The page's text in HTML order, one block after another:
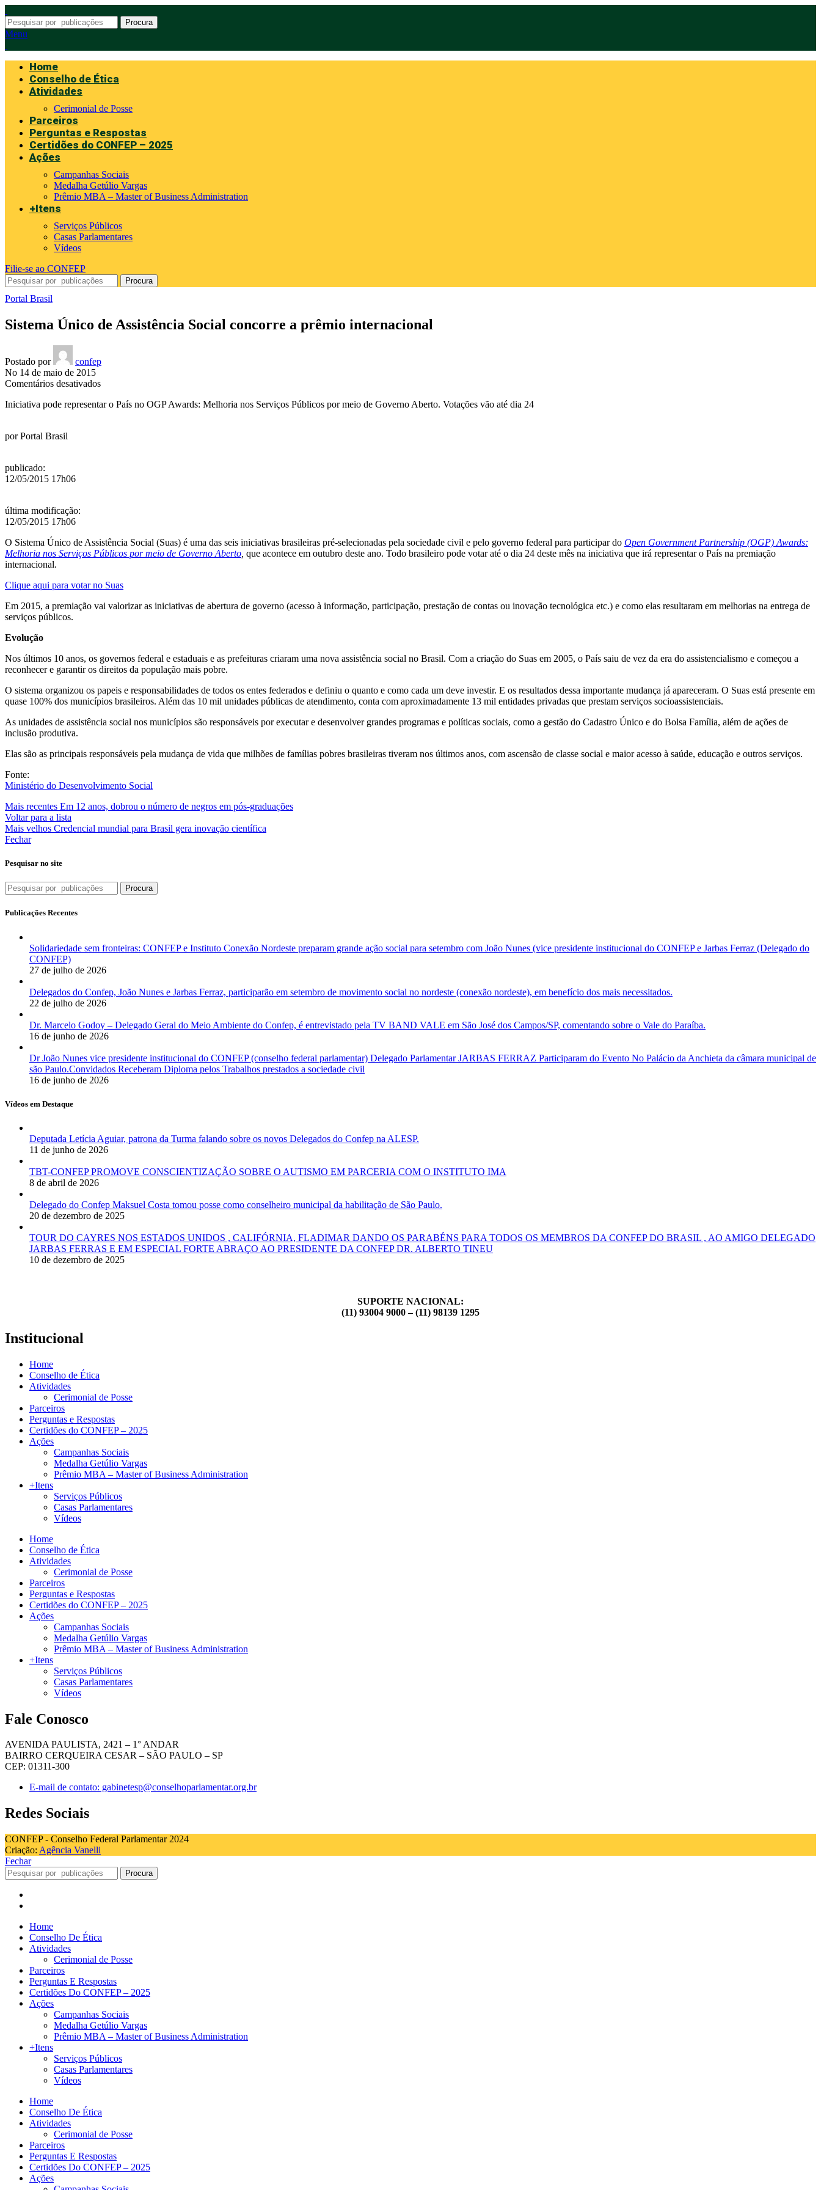
Procura
Menu
Home
Conselho de Ética
Atividades
Cerimonial de Posse
Parceiros
Perguntas e Respostas
Certidões do CONFEP – 2025
Ações
Campanhas Sociais
Medalha Getúlio Vargas
Prêmio MBA – Master of Business Administration
+Itens
Serviços Públicos
Casas Parlamentares
Vídeos
Filie-se ao CONFEP
Procura
Portal Brasil
Sistema Único de Assistência Social concorre a prêmio internacional
Postado por
confep
No 14 de maio de 2015
Comentários desativadosem
Único
Iniciativa pode representar o País no OGP Awards: Melhoria nos Serviços Públicos por meio de Governo Aberto. Votações vão até dia 24
porPortal Brasil
publicado:
12/05/2015 17h06
última modificação:
12/05/2015 17h06
O Sistema Único de Assistência Social (Suas) é uma das seis iniciativas brasileiras pré-selecionadas pela sociedade civil e pelo governo federal para participar do Open Government Partnership (OGP) Awards:
Melhoria nos Serviços Públicos por meio de Governo Aberto que acontece em outubro deste ano. Todo brasileiro pode votar até o dia 24 deste mês na iniciativa que irá representar o País na premiação
internacional.
Clique aqui para votar no Suas
Em 2015, a premiação vai valorizar as iniciativas de abertura de governo (acesso à informação, participação, prestação de contas ou inovação tecnológica etc.) e como elas resultaram em melhorias na entrega de
serviços públicos.
Evolução
Nos últimos 10 anos, os governos federal e estaduais e as prefeituras criaram uma nova assistência social no Brasil. Com a criação do Suas em 2005, o País saiu de vez da era do assistencialismo e começou a
reconhecer e garantir os direitos da população mais pobre.
O sistema organizou os papeis e responsabilidades de todos os entes federados e definiu o quanto e como cada um deve investir. E os resultados dessa importante mudança já apareceram. O Suas está presente em
quase 100% dos municípios brasileiros. Além das 10 mil unidades públicas de atendimento, conta com aproximadamente 13 mil entidades privadas que prestam serviços socioassistenciais.
As unidades de assistência social nos municípios são responsáveis por executar e desenvolver grandes programas e políticas sociais, como a gestão do Cadastro Único e do Bolsa Família, além de ações de
inclusão produtiva.
Elas são as principais responsáveis pela mudança de vida que milhões de famílias pobres brasileiras tiveram nos últimos anos, com ascensão de classe social e maior acesso à saúde, educação e outros serviços.
Fonte:
Ministério do Desenvolvimento Social
Mais recentes Em 12 anos, dobrou o número de negros em pós-graduações
Voltar para a lista
Mais velhos Credencial mundial para Brasil gera inovação científica
Fechar
Pesquisar no site
Procura
Publicações Recentes
Solidariedade sem fronteiras: CONFEP e Instituto Conexão Nordeste preparam grande ação social para setembro com João Nunes (vice presidente institucional do CONFEP e Jarbas Ferraz (Delegado do
CONFEP)
27 de julho de 2026
Delegados do Confep, João Nunes e Jarbas Ferraz, participarão em setembro de movimento social no nordeste (conexão nordeste), em benefício dos mais necessitados.
22 de julho de 2026
Dr. Marcelo Godoy – Delegado Geral do Meio Ambiente do Confep, é entrevistado pela TV BAND VALE em São José dos Campos/SP, comentando sobre o Vale do Paraíba.
16 de junho de 2026
Dr João Nunes vice presidente institucional do CONFEP (conselho federal parlamentar) Delegado Parlamentar JARBAS FERRAZ Participaram do Evento No Palácio da Anchieta da câmara municipal de
são Paulo.Convidados Receberam Diploma pelos Trabalhos prestados a sociedade civil
16 de junho de 2026
Vídeos em Destaque
Deputada Letícia Aguiar, patrona da Turma falando sobre os novos Delegados do Confep na ALESP.
11 de junho de 2026
TBT-CONFEP PROMOVE CONSCIENTIZAÇÃO SOBRE O AUTISMO EM PARCERIA COM O INSTITUTO IMA
8 de abril de 2026
Delegado do Confep Maksuel Costa tomou posse como conselheiro municipal da habilitação de São Paulo.
20 de dezembro de 2025
TOUR DO CAYRES NOS ESTADOS UNIDOS , CALIFÓRNIA, FLADIMAR DANDO OS PARABÉNS PARA TODOS OS MEMBROS DA CONFEP DO BRASIL , AO AMIGO DELEGADO
JARBAS FERRAS E EM ESPECIAL FORTE ABRAÇO AO PRESIDENTE DA CONFEP DR. ALBERTO TINEU
10 de dezembro de 2025
SUPORTE NACIONAL:
(11) 93004 9000 – (11) 98139 1295
Institucional
Home
Conselho de Ética
Atividades
Cerimonial de Posse
Parceiros
Perguntas e Respostas
Certidões do CONFEP – 2025
Ações
Campanhas Sociais
Medalha Getúlio Vargas
Prêmio MBA – Master of Business Administration
+Itens
Serviços Públicos
Casas Parlamentares
Vídeos
Home
Conselho de Ética
Atividades
Cerimonial de Posse
Parceiros
Perguntas e Respostas
Certidões do CONFEP – 2025
Ações
Campanhas Sociais
Medalha Getúlio Vargas
Prêmio MBA – Master of Business Administration
+Itens
Serviços Públicos
Casas Parlamentares
Vídeos
Fale Conosco
AVENIDA PAULISTA, 2421 – 1° ANDAR
BAIRRO CERQUEIRA CESAR – SÃO PAULO – SP
CEP: 01311-300
E-mail de contato: gabinetesp@conselhoparlamentar.org.br
Redes Sociais
CONFEP - Conselho Federal Parlamentar 2024
Criação: Agência Vanelli
Fechar
Procura
Home
Conselho De Ética
Atividades
Cerimonial de Posse
Parceiros
Perguntas E Respostas
Certidões Do CONFEP – 2025
Ações
Campanhas Sociais
Medalha Getúlio Vargas
Prêmio MBA – Master of Business Administration
+Itens
Serviços Públicos
Casas Parlamentares
Vídeos
Home
Conselho De Ética
Atividades
Cerimonial de Posse
Parceiros
Perguntas E Respostas
Certidões Do CONFEP – 2025
Ações